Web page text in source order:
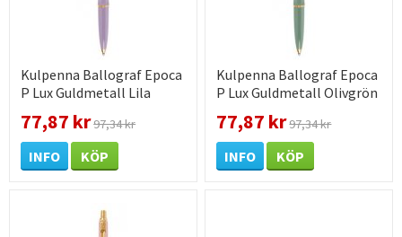
Kulpenna Ballograf Epoca
P Lux Guldmetall Lila
77,87 kr97,34 kr
INFO KÖP
Kulpenna Ballograf Epoca
P Lux Guldmetall Olivgrön
77,87 kr97,34 kr
INFO KÖP